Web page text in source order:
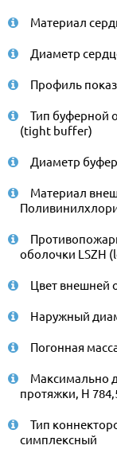
Материал
Диаметр
Профиль
Тип буферной
(tight buffer)
Диаметр
Материал
оболочки LSZH
Цвет внешней
Наружный
Погонная
Максимально
протяжки, Н
Тип
симплексный